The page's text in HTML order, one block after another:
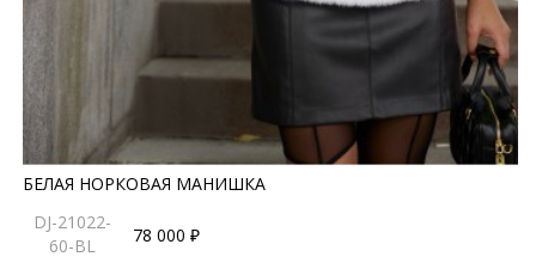
БЕЛАЯ НОРКОВАЯ МАНИШКА
DJ-21022-
60-BL
78 000 ₽